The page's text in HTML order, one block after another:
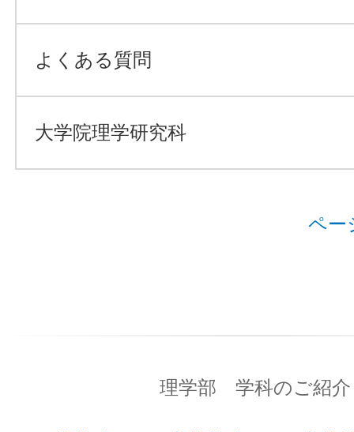
よくある質問
大学院理学研究科
ペー
理学部 学科のご紹介